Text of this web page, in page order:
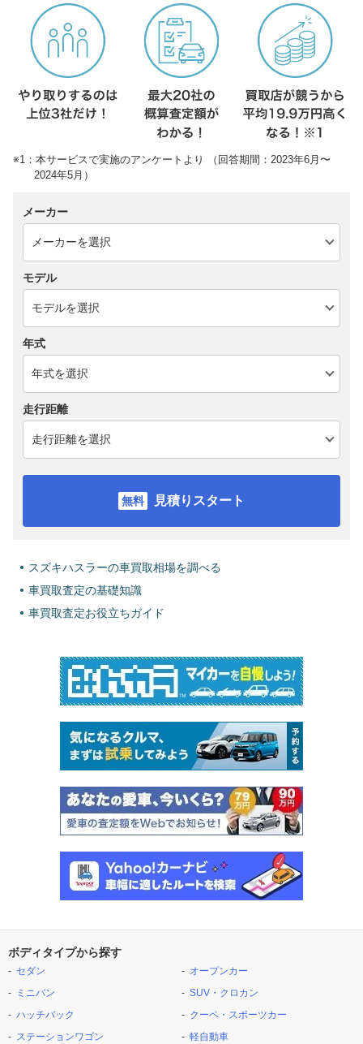
※1：本サービスで実施のアンケートより （回答期間：2023年6月〜
2024年5月）
メーカー
モデル
年式
走行距離
見積りスタート
スズキハスラーの車買取相場を調べる
車買取査定の基礎知識
車買取査定お役立ちガイド
ボディタイプから探す
セダン
ミニバン
ハッチバック
ステーションワゴン
オープンカー
SUV・クロカン
クーペ・スポーツカー
軽自動車